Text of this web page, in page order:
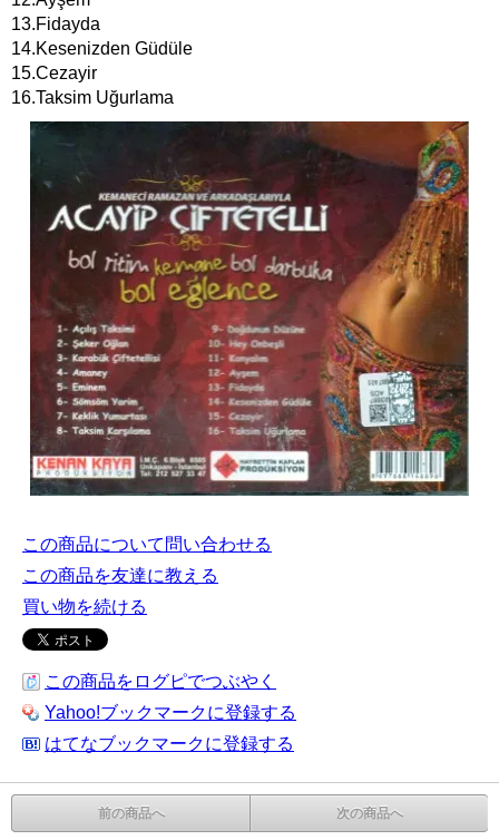
13.Fidayda
14.Kesenizden Güdüle
15.Cezayir
16.Taksim Uğurlama
この商品について問い合わせる
この商品を友達に教える
買い物を続ける
この商品をログピでつぶやく
Yahoo!ブックマークに登録する
はてなブックマークに登録する
前の商品へ 次の商品へ